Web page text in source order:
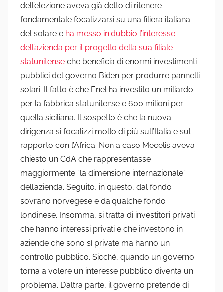
dell’elezione aveva già detto di ritenere
fondamentale focalizzarsi su una filiera italiana
del solare e ha messo in dubbio l’interesse
dell’azienda per il progetto della sua filiale
statunitense che beneficia di enormi investimenti
pubblici del governo Biden per produrre pannelli
solari. Il fatto è che Enel ha investito un miliardo
per la fabbrica statunitense e 600 milioni per
quella siciliana. Il sospetto è che la nuova
dirigenza si focalizzi molto di più sull’Italia e sul
rapporto con l’Africa. Non a caso Mecelis aveva
chiesto un CdA che rappresentasse
maggiormente “la dimensione internazionale”
dell’azienda. Seguito, in questo, dal fondo
sovrano norvegese e da qualche fondo
londinese. Insomma, si tratta di investitori privati
che hanno interessi privati e che investono in
aziende che sono sì private ma hanno un
controllo pubblico. Sicché, quando un governo
torna a volere un interesse pubblico diventa un
problema. D’altra parte, il governo pretende di